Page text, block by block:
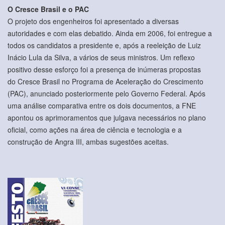
O Cresce Brasil e o PAC
O projeto dos engenheiros foi apresentado a diversas
autoridades e com elas debatido. Ainda em 2006, foi entregue a
todos os candidatos a presidente e, após a reeleição de Luiz
Inácio Lula da Silva, a vários de seus ministros. Um reflexo
positivo desse esforço foi a presença de inúmeras propostas
do Cresce Brasil no Programa de Aceleração do Crescimento
(PAC), anunciado posteriormente pelo Governo Federal. Após
uma análise comparativa entre os dois documentos, a FNE
apontou os aprimoramentos que julgava necessários no plano
oficial, como ações na área de ciência e tecnologia e a
construção de Angra III, ambas sugestões aceitas.